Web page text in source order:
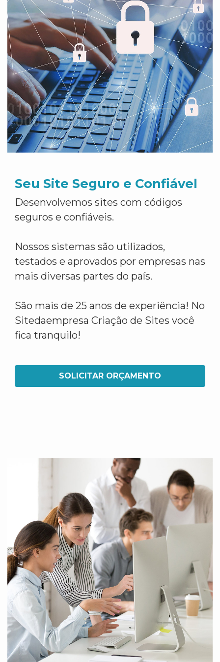
Seu Site Seguro e Confiável
Desenvolvemos sites com códigos
seguros e confiáveis.
Nossos sistemas são utilizados,
testados e aprovados por empresas nas
mais diversas partes do país.
São mais de 25 anos de experiência! No
Sitedaempresa Criação de Sites você
fica tranquilo!
SOLICITAR ORÇAMENTO